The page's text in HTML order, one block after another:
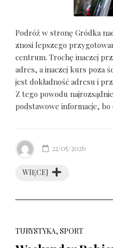
Podróż w stronę Gródka
znosi lepszego
centrum. Trochę inaczej
adres, a inaczej kurs poza
jest dokładność adresu i
Z tego powodu
podstawowe informacje,
WIĘCEJ
22/05/2026
TURYSTYKA, SPORT